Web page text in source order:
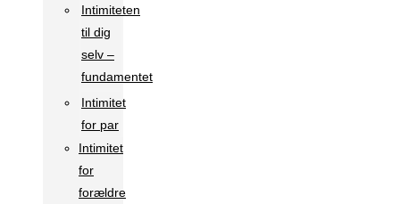
Intimiteten
til dig
selv –
fundamentet
Intimitet
for par
Intimitet
for
forældre